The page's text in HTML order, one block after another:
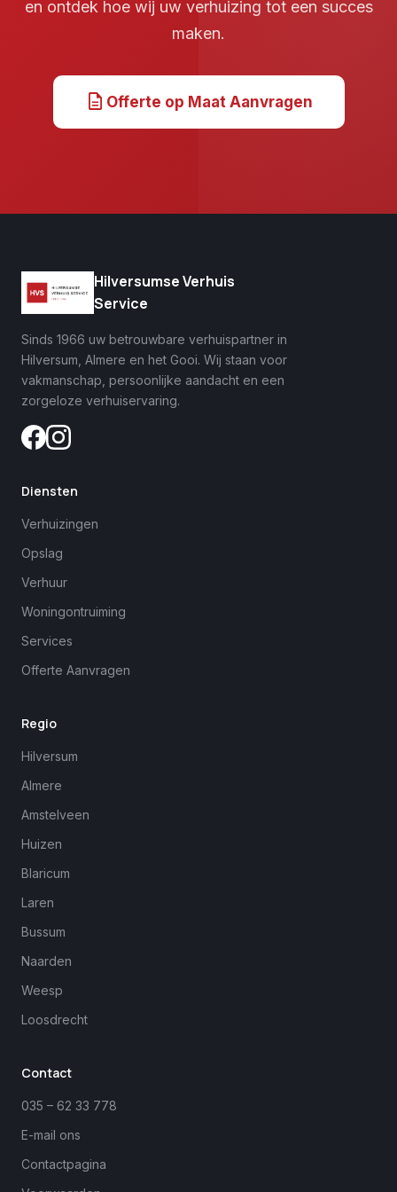
en ontdek hoe wij uw verhuizing tot een succes
maken.
description Offerte op Maat Aanvragen
Hilversumse Verhuis
Service
Sinds 1966 uw betrouwbare verhuispartner in
Hilversum, Almere en het Gooi. Wij staan voor
vakmanschap, persoonlijke aandacht en een
zorgeloze verhuiservaring.
Diensten
Verhuizingen
Opslag
Verhuur
Woningontruiming
Services
Offerte Aanvragen
Regio
Hilversum
Almere
Amstelveen
Huizen
Blaricum
Laren
Bussum
Naarden
Weesp
Loosdrecht
Contact
035 – 62 33 778
E-mail ons
Contactpagina
Margreet